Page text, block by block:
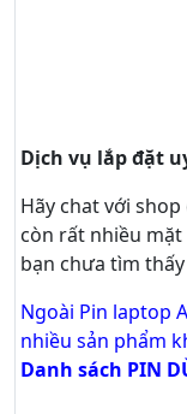
Dịch vụ lắp đặt
Hãy chatvới shop
còn rất nhiều
bạn chưa tìm
Ngoài Pin laptop
nhiều sản phẩm
Danh sách PIN